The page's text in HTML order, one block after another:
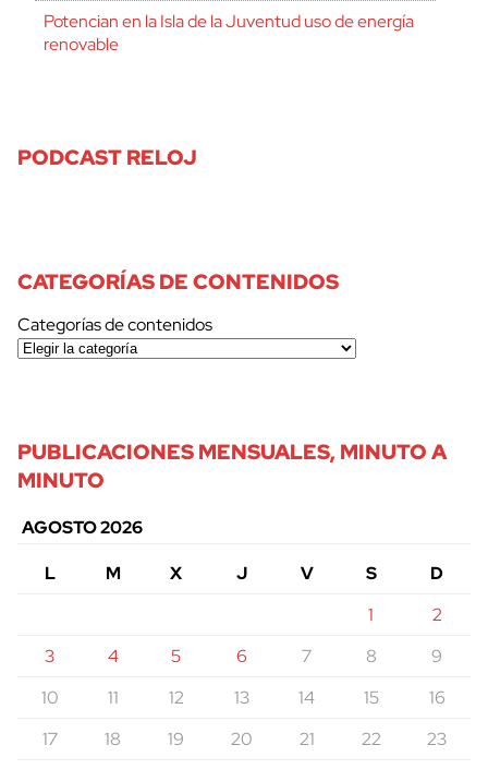
Potencian en la Isla de la Juventud uso de energía
renovable
PODCAST RELOJ
CATEGORÍAS DE CONTENIDOS
Categorías de contenidos
PUBLICACIONES MENSUALES, MINUTO A
MINUTO
AGOSTO 2026
L
M X J V S
D
1
2
3
4 5 6 7 8
9
10
11 12 13 14 15
16
17
18 19 20 21 22
23